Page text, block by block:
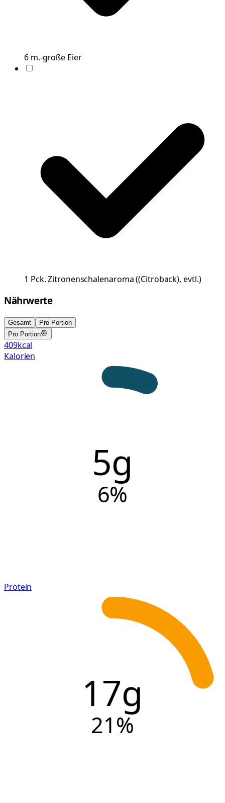
6 m.-große Eier
1 Pck.Zitronenschalenaroma((Citroback), evtl.)
Nährwerte
Gesamt
Pro Portion
Pro Portion
409kcal
Kalorien
5g
6%
Protein
17g
21%